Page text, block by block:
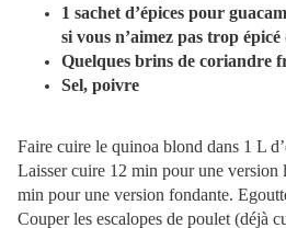
1 sachet d’épices pour
si vous n’aimez pas trop
Quelques brins de coriandre
Sel, poivre
Faire cuire le quinoa blond dans 1 L
Laisser cuire 12 min pour une version
min pour une version fondante.
Couper les escalopes de poulet (déjà